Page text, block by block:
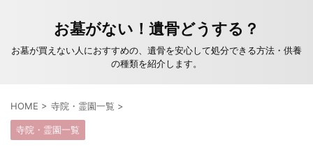
お墓がない！遺骨どうする？
お墓が買えない人におすすめの、遺骨を安心して処分できる方法・供養
の種類を紹介します。
HOME > 寺院・霊園一覧 >
寺院・霊園一覧